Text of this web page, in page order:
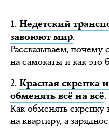
1. Недетский
завоюют мир.
Рассказываем,
на самокаты и как это
2. Красная скрепка
обменять всё на всё.
Как обменять
на квартиру, а